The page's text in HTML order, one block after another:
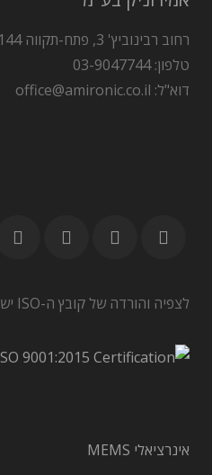
רחוב רבינוביץ' 3, פתח-תקווה 4928144.
טלפון: 03-9047744
דוא"ל: office@amironic.co.il
לצפיה והורדה של קובץ ה-ISO יש ללחוץ על על התמונה
אינרציאלי MEMS